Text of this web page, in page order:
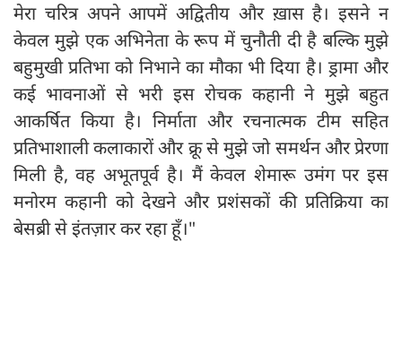
मेरा चरित्र अपने आपमें अद्वितीय और ख़ास है। इसने न
केवल मुझे एक अभिनेता के रूप में चुनौती दी है बल्कि मुझे
बहुमुखी प्रतिभा को निभाने का मौका भी दिया है। ड्रामा और
कई भावनाओं से भरी इस रोचक कहानी ने मुझे बहुत
आकर्षित किया है। निर्माता और रचनात्मक टीम सहित
प्रतिभाशाली कलाकारों और क्रू से मुझे जो समर्थन और प्रेरणा
मिली है, वह अभूतपूर्व है। मैं केवल शेमारू उमंग पर इस
मनोरम कहानी को देखने और प्रशंसकों की प्रतिक्रिया का
बेसब्री से इंतज़ार कर रहा हूँ।"